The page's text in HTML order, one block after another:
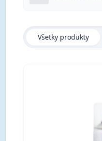
Všetky produkty